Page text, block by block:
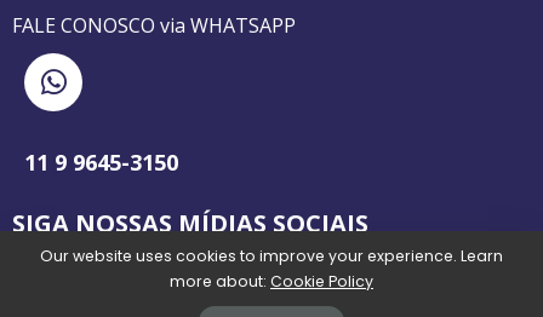
FALE CONOSCO via WHATSAPP
11 9 9645-3150
SIGA NOSSAS MÍDIAS SOCIAIS
Our website uses cookies to improve your experience. Learn
more about: Cookie Policy